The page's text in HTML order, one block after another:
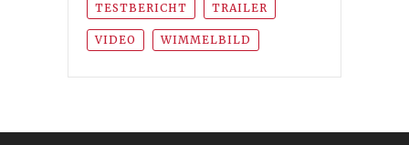
TESTBERICHT TRAILER
VIDEO WIMMELBILD